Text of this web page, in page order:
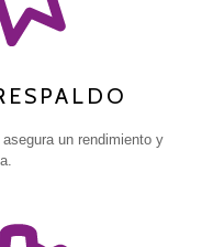
un rendimiento y